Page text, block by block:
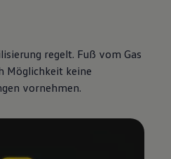
regelt. Fuß vom Gas
Möglichkeit keine
vornehmen.